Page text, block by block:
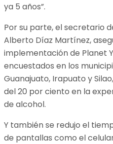
ya 5 años”.
Por su parte, el secretario
Alberto Díaz Martínez,
implementación de Planet
encuestados en los
Guanajuato, Irapuato y
del 20 por ciento en la
de alcohol.
Y también se redujo el
de pantallas como el